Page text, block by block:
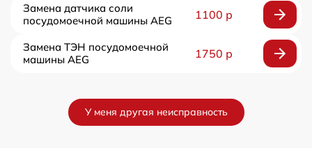
Замена датчика соли
посудомоечной машины AEG
1100 р
Замена ТЭН посудомоечной
машины AEG
1750 р
У меня другая неисправность